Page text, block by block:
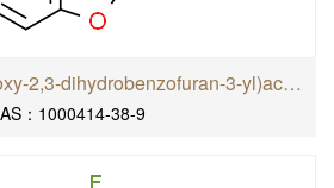
(S)-Methyl2-(6-hydroxy-2,3-dihydrobenzofuran-3-yl)acetate
：1000414-38-9